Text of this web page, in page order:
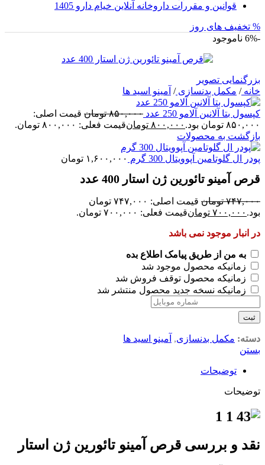
قوانین و مقررات داروخانه آنلاین خیام دارو 1405
% تخفیف های روز
-6%
ناموجود
بزرگنمایی تصویر
خانه/ مکمل بدنسازی/ آمینو اسید ها
کپسول بتا آلانین آلامو 250 عدد ۸۵۰,۰۰۰ تومان قیمت اصلی:
۸۵۰,۰۰۰ تومان بود.
۸۰۰,۰۰۰ تومانقیمت فعلی: ۸۰۰,۰۰۰ تومان.
بازگشت به محصولات
پودر ال گلوتامین آپوویتال 300 گرم ۱,۶۰۰,۰۰۰ تومان
قرص آمینو تائورین ژن استار 400 عدد
۷۴۷,۰۰۰ تومان
قیمت اصلی: ۷۴۷,۰۰۰ تومان
بود. ۷۰۰,۰۰۰ تومانقیمت فعلی: ۷۰۰,۰۰۰ تومان.
در انبار موجود نمی باشد
به من از طریق پیامک اطلاع بده
زمانیکه محصول موجود شد
زمانیکه محصول توقف فروش شد
زمانیکه نسخه جدید محصول منتشر شد
ثبت
دسته: مکمل بدنسازی, آمینو اسید ها
بستن
توضیحات
توضیحات
نقد و بررسی قرص آمینو تائورین ژن استار